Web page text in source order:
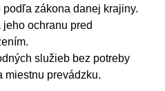
zákona danej krajiny.
ochranu pred
služieb bez potreby
miestnu prevádzku.